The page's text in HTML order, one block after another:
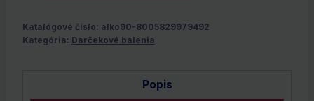
Katalógové číslo: alko90-8005829979492
Kategória: Darčekové balenia
Popis